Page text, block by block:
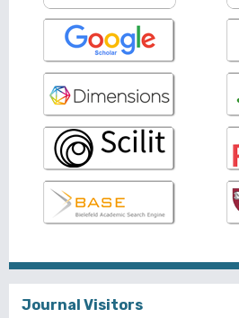
Journal Visitors